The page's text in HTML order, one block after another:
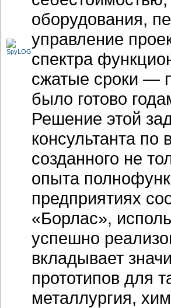
оборудования,
управление
спектра
сжатые сроки —
было готово
Решение этой
консультанта по
созданного не
опыта
предприятиях
«Борлас»,
успешно
вкладывает
прототипов для
металлургия,